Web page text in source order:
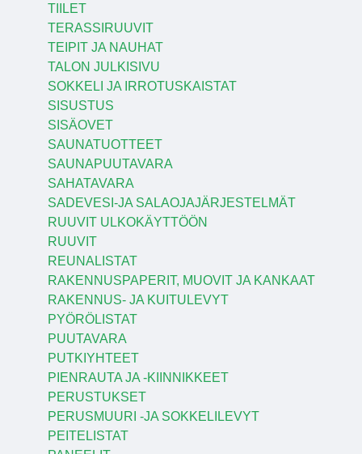
TIILET
TERASSIRUUVIT
TEIPIT JA NAUHAT
TALON JULKISIVU
SOKKELI JA IRROTUSKAISTAT
SISUSTUS
SISÄOVET
SAUNATUOTTEET
SAUNAPUUTAVARA
SAHATAVARA
SADEVESI-JA SALAOJAJÄRJESTELMÄT
RUUVIT ULKOKÄYTTÖÖN
RUUVIT
REUNALISTAT
RAKENNUSPAPERIT, MUOVIT JA KANKAAT
RAKENNUS- JA KUITULEVYT
PYÖRÖLISTAT
PUUTAVARA
PUTKIYHTEET
PIENRAUTA JA -KIINNIKKEET
PERUSTUKSET
PERUSMUURI -JA SOKKELILEVYT
PEITELISTAT